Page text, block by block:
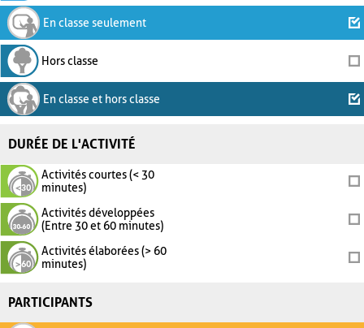
En classe seulement
Hors classe
En classe et hors classe
DURÉE DE L'ACTIVITÉ
Activités courtes (< 30
minutes)
Activités développées
(Entre 30 et 60 minutes)
Activités élaborées (> 60
minutes)
PARTICIPANTS